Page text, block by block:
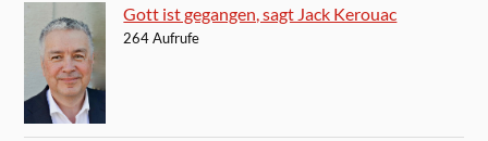
Gott ist gegangen, sagt Jack Kerouac
264 Aufrufe